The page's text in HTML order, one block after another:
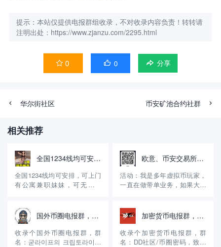
提示：本站仅提供电报群组收录，不对收录内容负责！转转请
注明出处：https://www.zjanzu.com/2295.html
 0  0 分享
华尔街社区 币安矿池合约社群
相关推荐
全国1234线均可安排，无定金，先做后付自带公寓火鱼号:WE8866
全国1234线均可安排，可上门
有公寓兼职妹妹，可无套内
火鱼账号：WE8866【QQ微信
风控】约炮请到应用商店或 百
度浏览器 搜索（火鱼）APP下
载 登陆好后添加妹妹 《火鱼
欧意、币安交易所邀请码，享受30%的返佣！
活动：我是多年虚拟币玩家，
一直在做带单业务，如果大家
30%的手续费返佣。另外，可
以进入我的交易群组，免费享
受交易策略！ 介绍：交易是我
的副业，一直在做区块链交
国外币圈电报群，굳라이프의 크립토라이프 (채널)
收录个国外币圈电报群，群
名：굳라이프의 크립토라이프
加密货币电报群，DD社区/币圈密码
收录个加密货币电报群，群
名：DD社区/币圈密码，致力